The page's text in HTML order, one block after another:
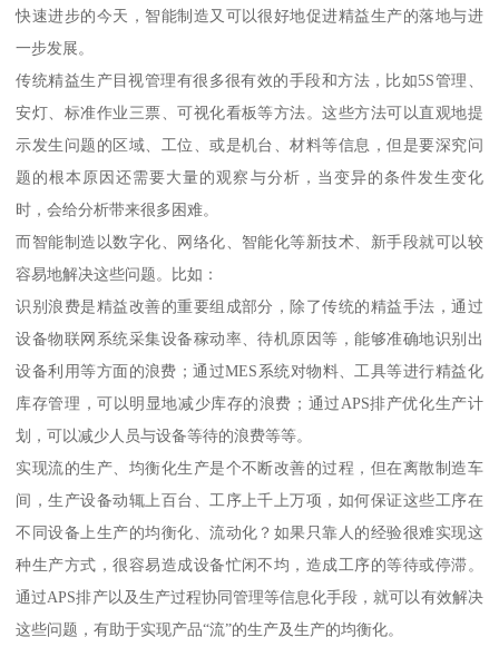
快速进步的今天，智能制造又可以很好地促进精益生产的落地与进
一步发展。
传统精益生产目视管理有很多很有效的手段和方法，比如5S管理、
安灯、标准作业三票、可视化看板等方法。这些方法可以直观地提
示发生问题的区域、工位、或是机台、材料等信息，但是要深究问
题的根本原因还需要大量的观察与分析，当变异的条件发生变化
时，会给分析带来很多困难。
而智能制造以数字化、网络化、智能化等新技术、新手段就可以较
容易地解决这些问题。比如：
识别浪费是精益改善的重要组成部分，除了传统的精益手法，通过
设备物联网系统采集设备稼动率、待机原因等，能够准确地识别出
设备利用等方面的浪费；通过MES系统对物料、工具等进行精益化
库存管理，可以明显地减少库存的浪费；通过APS排产优化生产计
划，可以减少人员与设备等待的浪费等等。
实现流的生产、均衡化生产是个不断改善的过程，但在离散制造车
间，生产设备动辄上百台、工序上千上万项，如何保证这些工序在
不同设备上生产的均衡化、流动化？如果只靠人的经验很难实现这
种生产方式，很容易造成设备忙闲不均，造成工序的等待或停滞。
通过APS排产以及生产过程协同管理等信息化手段，就可以有效解决
这些问题，有助于实现产品“流”的生产及生产的均衡化。